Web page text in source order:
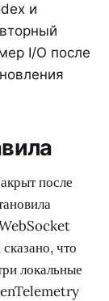
и
I/O после
после
что
локальные